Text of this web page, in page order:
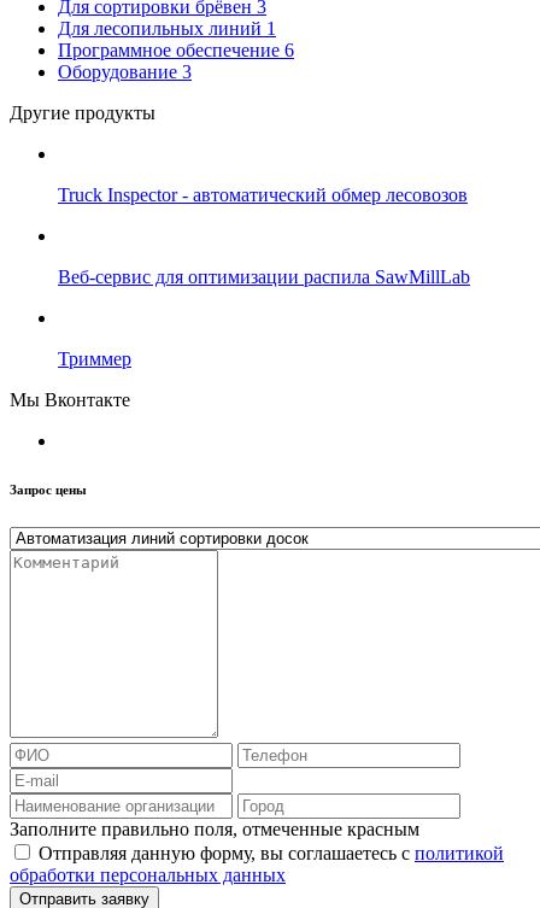
Для сортировки брёвен 3
Для лесопильных линий 1
Программное обеспечение 6
Оборудование 3
Другие продукты
Truck Inspector - автоматический обмер лесовозов
Веб-сервис для оптимизации распила SawMillLab
Триммер
Мы Вконтакте
Запрос цены
Заполните правильно поля, отмеченные красным
Отправляя данную форму, вы соглашаетесь с политикой
обработки персональных данных
Отправить заявку